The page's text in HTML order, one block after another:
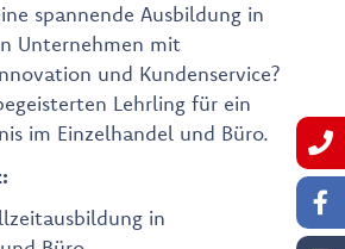
spannende Ausbildung in
Unternehmen mit
und Kundenservice?
Lehrling für ein
im Einzelhandel und Büro.
in